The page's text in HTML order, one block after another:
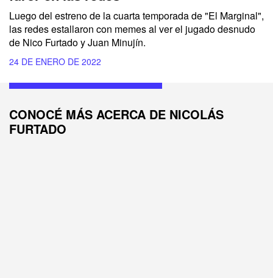
Luego del estreno de la cuarta temporada de "El Marginal",
las redes estallaron con memes al ver el jugado desnudo
de Nico Furtado y Juan Minujín.
24 DE ENERO DE 2022
CONOCÉ MÁS ACERCA DE NICOLÁS
FURTADO